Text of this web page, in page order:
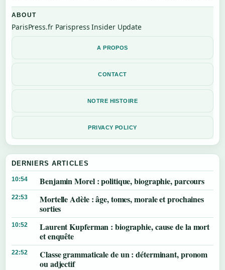
ABOUT
ParisPress.fr Parispress Insider Update
A PROPOS
CONTACT
NOTRE HISTOIRE
PRIVACY POLICY
DERNIERS ARTICLES
10:54 Benjamin Morel : politique, biographie, parcours
22:53
Mortelle Adèle : âge, tomes, morale et prochaines
sorties
10:52
Laurent Kupferman : biographie, cause de la mort
et enquête
22:52
Classe grammaticale de un : déterminant, pronom
ou adjectif